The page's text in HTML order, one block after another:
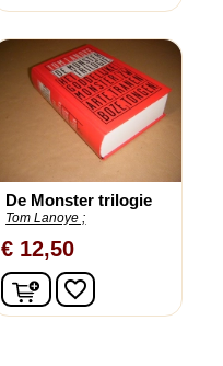
De Monster trilogie
Tom Lanoye ;
€ 12,50
In winkelwagen
favorite_border